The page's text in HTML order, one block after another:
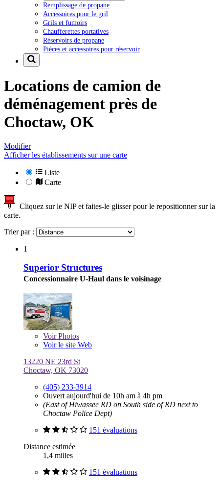
Remplissage de propane
Accessoires pour le gril
Grils et fumoirs
Chaufferettes portatives
Réservoirs de propane
Pièces et accessoires pour réservoir
Locations de camion de
déménagement près de
Choctaw, OK
Modifier
Afficher les établissements sur une carte
Liste
Carte
Cliquez sur le NIP et faites-le glisser pour le repositionner sur la
carte.
Trier par :
1
Superior Structures
Concessionnaire U-Haul dans le voisinage
VoirPhotos
Voir le site Web
13220 NE 23rd St
Choctaw, OK 73020
(405) 233-3914
Ouvert aujourd'hui de 10h am à 4h pm
(East of Hiwassee RD on South side of RD next to
Choctaw Police Dept)
151 évaluations
Distance estimée
1,4 milles
151 évaluations